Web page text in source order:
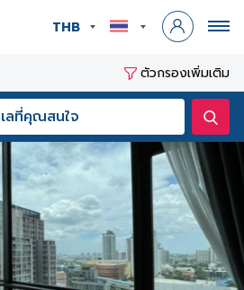
THB
ตัวกรองเพิ่มเติม